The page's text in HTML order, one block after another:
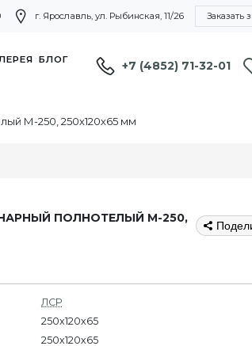
г. Ярославль, ул. Рыбинская, 11/26 Заказать
БЛОГ
+7 (4852) 71-32-01
М-250, 250х120х65 мм
ПОЛНОТЕЛЫЙ М-250,
ЛСР
250x120x65
250х120х65